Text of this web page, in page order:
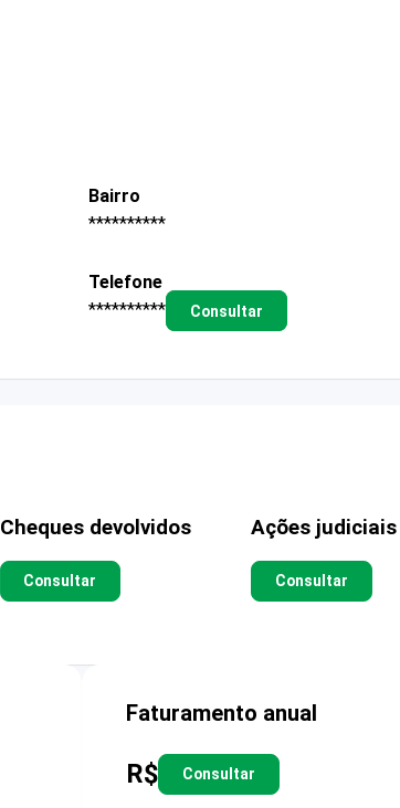
Bairro
**********
Telefone
**********
Consultar
Cheques devolvidos
Consultar
Ações judiciais
Consultar
Faturamento anual
R$ Consultar